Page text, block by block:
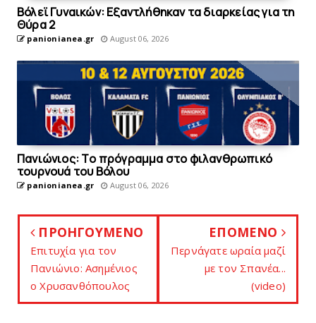
Bόλεϊ Γυναικών: Εξαντλήθηκαν τα διαρκείας για τη
Θύρα 2
panionianea.gr August 06, 2026
Πανιώνιoς: Tο πρόγραμμα στο φιλανθρωπικό
τουρνουά του Bόλου
panionianea.gr August 06, 2026
ΠΡΟΗΓΟΥΜΕΝΟ
Επιτυχία για τον
Πανιώνιο: Ασημένιος
ο Χρυσανθόπουλος
ΕΠΟΜΕΝΟ
Περνάγατε ωραία μαζί
με τον Σπανέα...
(video)